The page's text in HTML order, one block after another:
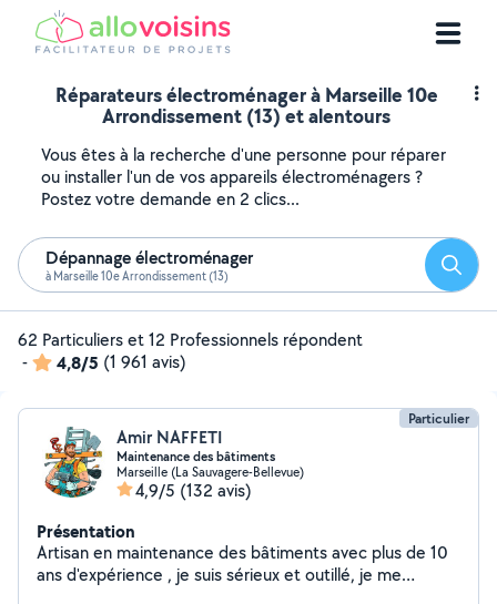
Réparateurs électroménager à Marseille 10e
Arrondissement (13) et alentours
Vous êtes à la recherche d'une personne pour réparer
ou installer l'un de vos appareils électroménagers ?
Postez votre demande en 2 clics...
Dépannage électroménager
à Marseille 10e Arrondissement (13)
62 Particuliers et 12 Professionnels répondent
-
4,8/5 (1 961 avis)
Particulier
Amir NAFFETI
Maintenance des bâtiments
Marseille (La Sauvagere-Bellevue)
4,9/5 (132 avis)
Présentation
Artisan en maintenance des bâtiments avec plus de 10
ans d'expérience , je suis sérieux et outillé, je me